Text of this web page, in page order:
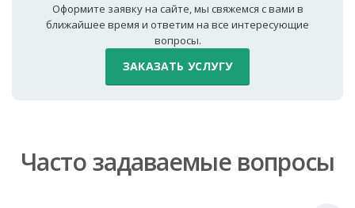
ЗАКАЗАТЬ УСЛУГУ
Оформите заявку на сайте, мы свяжемся с вами в
ближайшее время и ответим на все интересующие
вопросы.
Часто задаваемые вопросы